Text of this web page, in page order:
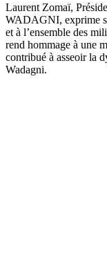
Laurent Zomaï,
WADAGNI, exprime
et à l’ensemble des
rend hommage à une
contribué à asseoir la
Wadagni.